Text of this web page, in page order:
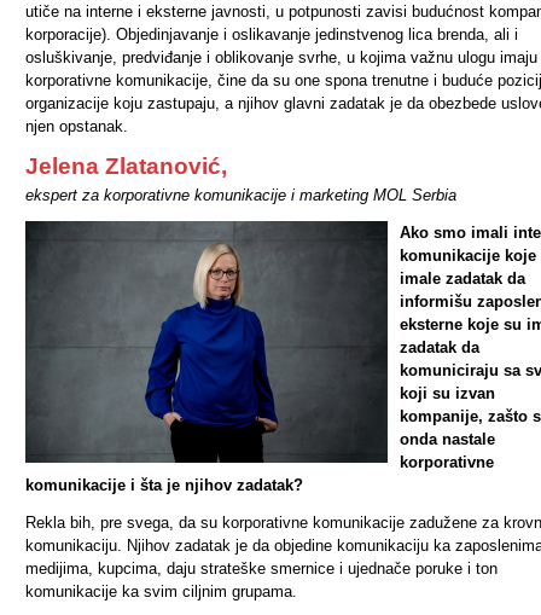
utiče na interne i eksterne javnosti, u potpunosti zavisi budućnost
korporacije). Objedinjavanje i oslikavanje jedinstvenog lica brenda, ali i
osluškivanje, predviđanje i oblikovanje svrhe, u kojima važnu ulogu imaju
korporativne komunikacije, čine da su one spona trenutne i buduće
organizacije koju zastupaju, a njihov glavni zadatak je da obezbede
njen opstanak.
Jelena Zlatanović,
ekspert za korporativne komunikacije i marketing MOL Serbia
Ako smo imali
komunikacije koje
imale zadatak da
informišu
eksterne koje su
zadatak da
komuniciraju sa
koji su izvan
kompanije, zašto
onda nastale
korporativne
komunikacije i šta je njihov zadatak?
Rekla bih, pre svega, da su korporativne komunikacije zadužene za
komunikaciju. Njihov zadatak je da objedine komunikaciju ka
medijima, kupcima, daju strateške smernice i ujednače poruke i ton
komunikacije ka svim ciljnim grupama.